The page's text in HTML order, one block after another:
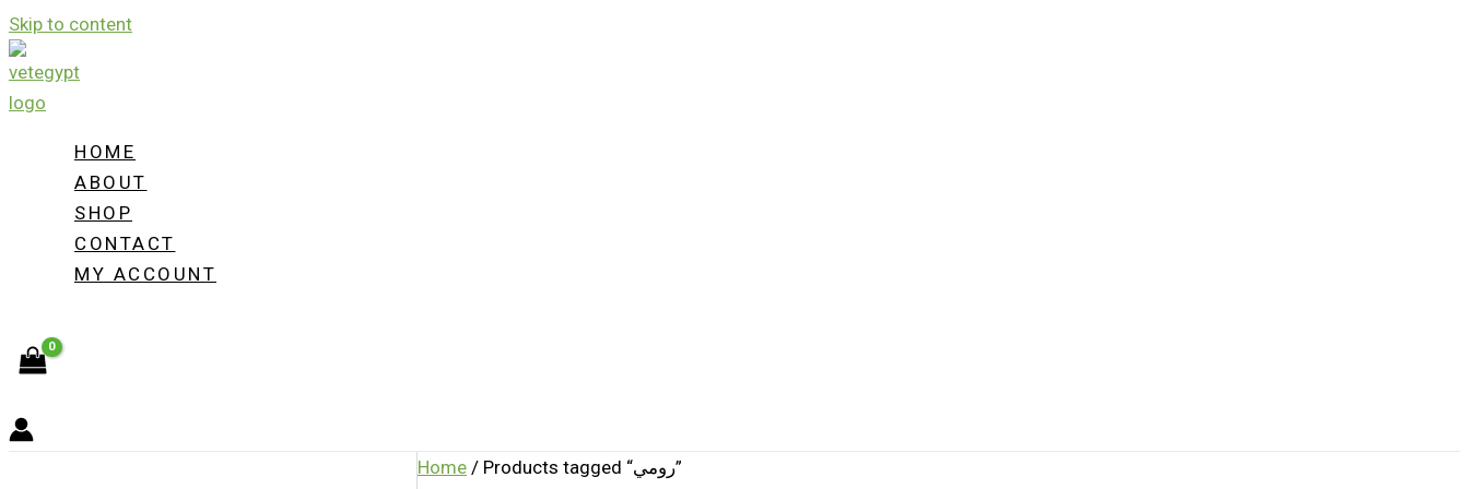
Skip to content
HOME
ABOUT
SHOP
CONTACT
MY ACCOUNT
Home / Products tagged “رومي”